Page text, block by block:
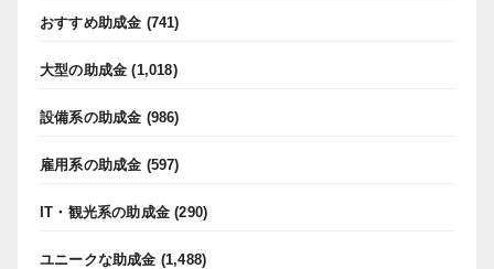
おすすめ助成金 (741)
大型の助成金 (1,018)
設備系の助成金 (986)
雇用系の助成金 (597)
IT・観光系の助成金 (290)
ユニークな助成金 (1,488)